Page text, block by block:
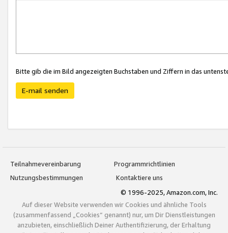
Bitte gib die im Bild angezeigten Buchstaben und Ziffern in das
E-mail senden
Teilnahmevereinbarung
Programmrichtlinien
Nutzungsbestimmungen
Kontaktiere uns
© 1996-2025, Amazon.com, Inc.
Auf dieser Website verwenden wir Cookies und ähnliche Tools
(zusammenfassend „Cookies“ genannt) nur, um Dir Dienstleistungen
anzubieten, einschließlich Deiner Authentifizierung, der Erhaltung